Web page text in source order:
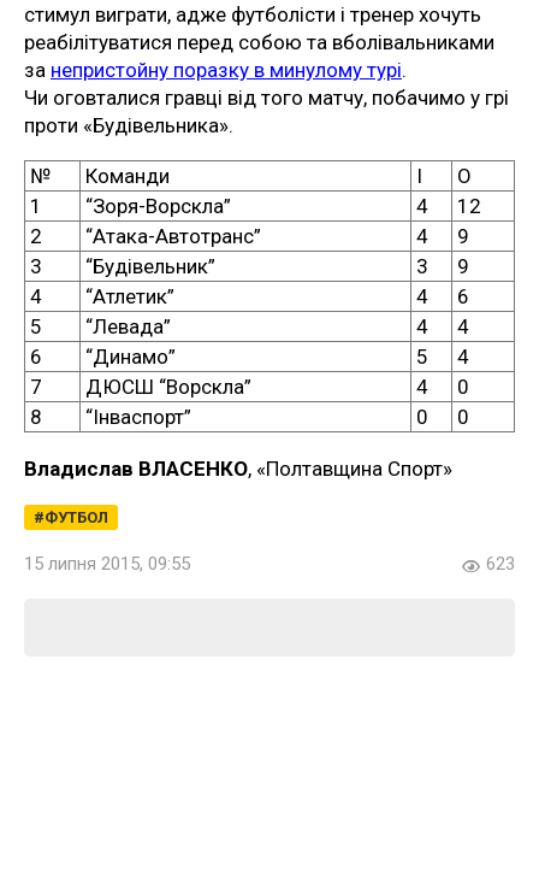
стимул виграти, адже футболісти і тренер хочуть
реабілітуватися перед собою та вболівальниками
за непристойну поразку в минулому турі.
Чи оговталися гравці від того матчу, побачимо у грі
проти «Будівельника».
№ Команди І
О
1
“Зоря-Ворскла” 4
12
2
“Атака-Автотранс” 4
9
3
“Будівельник” 3
9
4
“Атлетик” 4
6
5
“Левада” 4
4
6
“Динамо” 5
4
7
ДЮСШ “Ворскла” 4
0
8
“Інваспорт” 0 0
Владислав ВЛАСЕНКО, «Полтавщина Спорт»
ФУТБОЛ
15 липня 2015, 09:55 623